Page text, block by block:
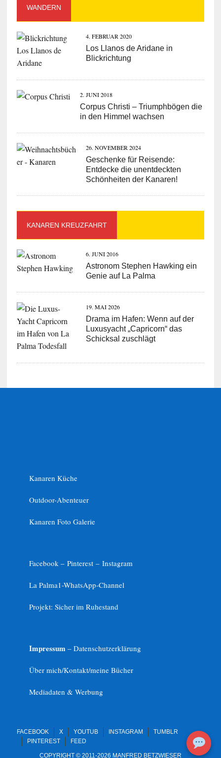
WANDERN
4. FEBRUAR 2020
Los Llanos de Aridane in
Blickrichtung
2. JUNI 2018
Corpus Christi – Triumphbögen die
in den Himmel wachsen
26. NOVEMBER 2024
Geschenke für Reisende:
Entdecke die unentdeckten
Schönheiten der Kanaren!
KANAREN KREUZFAHRT
6. JUNI 2016
Astronom Stephen Hawking ein
Genie auf La Palma
19. MAI 2026
Drama im Hafen: Wenn auf der
Luxusyacht „Capricorn“ das
Schicksal zuschlägt
Kanaren Küche
Outdoor-Abenteuer
Kanaren Foto Galerie
Facebook – Pinterest – Instagram
La Palma1-WhatsApp-Channel
Projekt: Sicher im Ruhestand
Impressum – Datenschutzerklärung
Über mich/Kontakt/meine Bücher
Mediadaten & Werbung
FACEBOOK X YOUTUB INSTAGRAM
TUMBLR
PINTEREST
FEED
COPYRIGHT © 2011-2026 MANFRED BETZWIESER